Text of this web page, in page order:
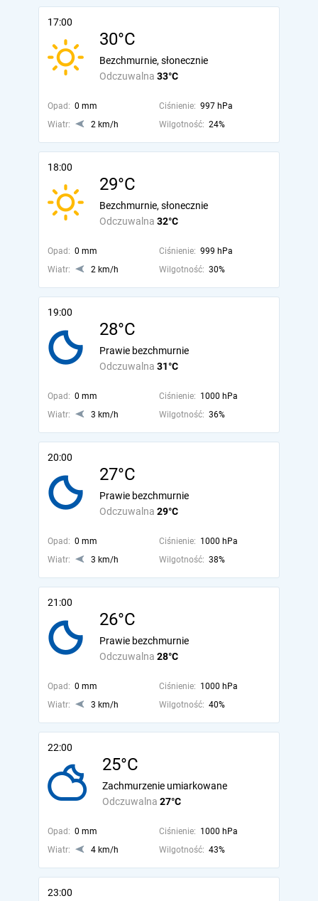
17:00
30°C
Odczuwalna 33°C
Bezchmurnie, słonecznie
Opad: 0 mm Ciśnienie: 997 hPa
Wiatr:
2 km/h Wilgotność: 24%
18:00
29°C
Odczuwalna 32°C
Bezchmurnie, słonecznie
Opad: 0 mm Ciśnienie: 999 hPa
Wiatr:
2 km/h Wilgotność: 30%
19:00
28°C
Odczuwalna 31°C
Prawie bezchmurnie
Opad: 0 mm Ciśnienie: 1000 hPa
Wiatr:
3 km/h Wilgotność: 36%
20:00
27°C
Odczuwalna 29°C
Prawie bezchmurnie
Opad: 0 mm Ciśnienie: 1000 hPa
Wiatr:
3 km/h Wilgotność: 38%
21:00
26°C
Odczuwalna 28°C
Prawie bezchmurnie
Opad: 0 mm Ciśnienie: 1000 hPa
Wiatr:
3 km/h Wilgotność: 40%
22:00
25°C
Odczuwalna 27°C
Zachmurzenie umiarkowane
Opad: 0 mm Ciśnienie: 1000 hPa
Wiatr:
4 km/h Wilgotność: 43%
23:00